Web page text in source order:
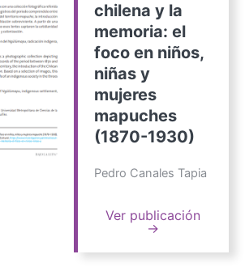
chilena y la
memoria: el
foco en niños,
niñas y
mujeres
mapuches
(1870-1930)
Pedro Canales Tapia
Ver publicación
→